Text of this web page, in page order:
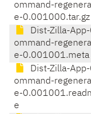
ommand-
e-0.001000.tar.gz
Dist-Zilla-App-
ommand-
e-0.001001.meta
Dist-Zilla-App-
ommand-
e-
e